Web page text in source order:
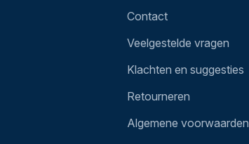
Contact
Veelgestelde vragen
Klachten en suggesties
Retourneren
Algemene voorwaarden